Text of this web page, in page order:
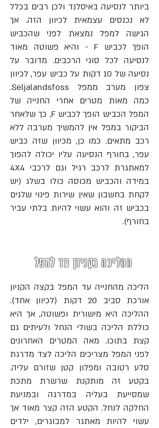
ביותר לנסיעה באיסלנד ולכן רבים בכלל
לא נכנסים עצמאית לכיוון הזה. אך
הגישה למפל נמצאת לפני שהכביש
הופך לכביש F - והיא פשוטה מאוד
לנסיעה לכל סוגי הרכבים. מדובר על
נסיעה של 10 דקות על כביש עפר, לכיוון
צפון מערב ממפל Seljalandsfoss.
כמה מאות מטרים אחרי החנייה של
המפל הכביש הופך לכביש F, כך שלאחר
הביקור במפל אין להמשיך מערבה ללא
רכב מתאים. כמו כן, מכיוון שזה כביש
עפר, בחורף הנסיעה עליו יכולה להפוך
למאתגרת לרכב רגיל וגם לרכבי 4X4
במידה והכביש מכוסה כולו בשלג (יש
לקחת בחשבון שאין שירות פינוי שלגים
בכביש זה והוא עשוי להיות בלתי עביר
בחורף).
ההליכה בקניון עד למפל
הליכה מהחנייה עד המפל בקצה הקניון
אורכת סביב 20 דקות (לכיוון אחד).
ההליכה היא מישורית ופשוטה, אך היא
כוללת הליכה בשולי הנחל ולעיתים גם
קצת בתוכו. מאה המטרים האחרונים
לפני המפל מצריכים הליכה לצד מדרגת
סלע רטובה ומפלון קטן שזורם עליה.
בקטע זה מותקנת שרשרת מתכת
שמסייעת בעליה במדרגה ובמניעת
החלקה לנחל. הקטע הזה קצר מאוד אך
עשוי להיות מאתגר למבוגרים, ילדים